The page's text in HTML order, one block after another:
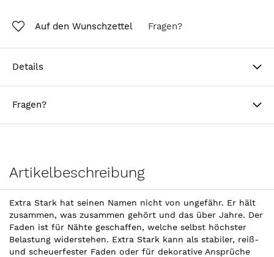
Auf den Wunschzettel Fragen?
Details
Fragen?
Artikelbeschreibung
Extra Stark hat seinen Namen nicht von ungefähr. Er hält
zusammen, was zusammen gehört und das über Jahre. Der
Faden ist für Nähte geschaffen, welche selbst höchster
Belastung widerstehen. Extra Stark kann als stabiler, reiß-
und scheuerfester Faden oder für dekorative Ansprüche